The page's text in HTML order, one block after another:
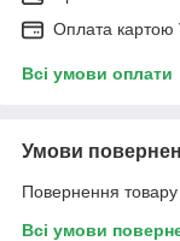
Оплата картою
Всі умови оплати
Умови
Повернення
Всі умови